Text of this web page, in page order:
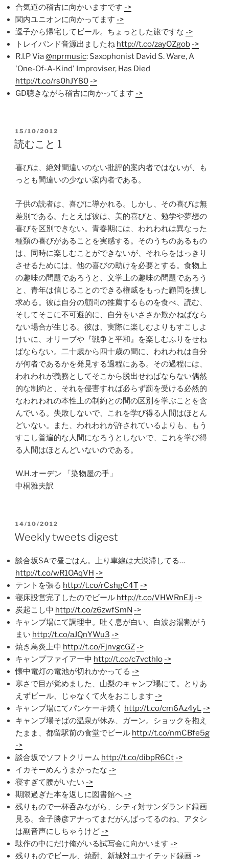
合気道の稽古に向かいますです ->
関内ユニオンに向かってます ->
逗子から帰宅してビール。ちょっとした旅ですな ->
トレイバンド音源出ましたね http://t.co/zayOZgob ->
R.I.P Via@nprmusic: Saxophonist David S. Ware, A
'One-Of-A-Kind' Improviser, Has Died
http://t.co/rs0hJY80 ->
GD聴きながら稽古に向かってます ->
POSTED
ON
15/10/2012
読むこと 1
喜びは、絶対間違いのない批評的案内者ではないが、も
っとも間違いの少ない案内者である。
子供の読者は、喜びに導かれる。しかし、その喜びは無
差別である。たとえば彼は、美的喜びと、勉学や夢想の
喜びを区別できない。青春期には、われわれは異なった
種類の喜びがあることを実感する。そのうちのあるもの
は、同時に楽しむことができないが、それらをはっきり
させるためには、他の喜びの助けを必要とする。食物上
の趣味の問題であろうと、文学上の趣味の問題であろう
と、青年は信じることのできる権威をもった顧問を捜し
求める。彼は自分の顧問の推薦するものを食べ、読む、
そしてそこに不可避的に、自分をいささか欺かねばなら
ない場合が生じる。彼は、実際に楽しむよりもすこしよ
けいに、オリーブや『戦争と平和』を楽しむふりをせね
ばならない。二十歳から四十歳の間に、われわれは自分
が何者であるかを発見する過程にある。その過程には、
われわれが義務としてそこから脱出せねばならない偶然
的な制約と、それを侵害すれば必らず罰を受ける必然的
なわれわれの本性上の制約との間の区別を学ぶことを含
んでいる。失敗しないで、これを学び得る人間はほとん
どいない。また、われわれが許されているよりも、もう
すこし普遍的な人間になろうとしないで、これを学び得
る人間はほとんどいないのである。
W.H.オーデン 「染物屋の手」
中桐雅夫訳
POSTED
ON
14/10/2012
Weekly tweets digest
談合坂SAで昼ごはん。上り車線は大渋滞してる…
http://t.co/wR1OAqVH ->
テントを張る http://t.co/rCshgC4T ->
寝床設営完了したのでビール http://t.co/VHWRnEJj ->
炭起こし中 http://t.co/z6zwfSmN ->
キャンプ場にて調理中。吐く息が白い。白波お湯割がう
まい http://t.co/aJQnYWu3 ->
焼き鳥炎上中 http://t.co/FjnvgcGZ ->
キャンプファイアー中 http://t.co/c7vcthIo ->
懐中電灯の電池が切れかかってる ->
寒さで目が覚めました、山梨のキャンプ場にて。とりあ
えずビール、じゃなくて火をおこします ->
キャンプ場にてパンケーキ焼く http://t.co/cm6Az4yL ->
キャンプ場そばの温泉が休み、ガーン。ショックを抱え
たまま、都留駅前の食堂でビール http://t.co/nmCBfe5g
->
談合坂でソフトクリーム http://t.co/dibpR6Ct ->
イカそーめんうまかったな ->
寝すぎて腰がいたい ->
期限過ぎた本を返しに図書館へ ->
残りもので一杯呑みながら、シティ対サンダランド録画
見る。金子勝彦アナってまだがんばってるのね、アタシ
は副音声にしちゃうけど ->
駄作の中にだけ俺がいる試写会に向かいます ->
残りものでビール、焼酎、新城対ユナイテッド録画 ->